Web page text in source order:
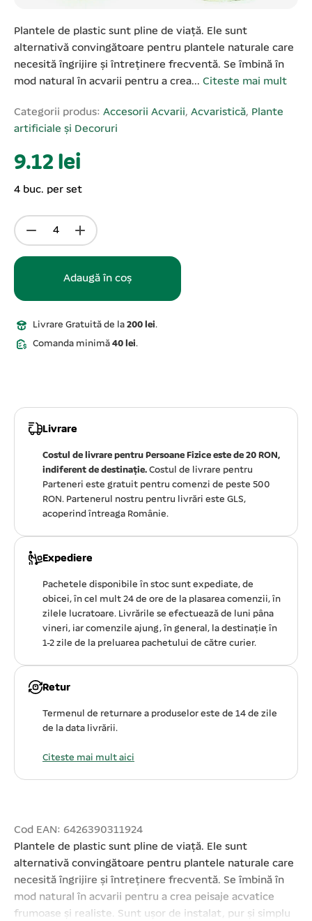
Plantele de plastic sunt pline de viață. Ele sunt
alternativă convingătoare pentru plantele naturale care
necesită îngrijire și întreținere frecventă. Se îmbină în
mod natural în acvarii pentru a crea... Citeste mai mult
Categorii produs: Accesorii Acvarii, Acvaristică, Plante
artificiale și Decoruri
9.12 lei
4 buc. per set
Adaugă în coș
Livrare Gratuită de la 200 lei.
Comanda minimă 40 lei.
Livrare
Costul de livrare pentru Persoane Fizice este de 20 RON,
indiferent de destinație. Costul de livrare pentru
Parteneri este gratuit pentru comenzi de peste 500
RON. Partenerul nostru pentru livrări este GLS,
acoperind întreaga Românie.
Expediere
Pachetele disponibile în stoc sunt expediate, de
obicei, în cel mult 24 de ore de la plasarea comenzii, în
zilele lucratoare. Livrările se efectuează de luni pâna
vineri, iar comenzile ajung, în general, la destinație în
1-2 zile de la preluarea pachetului de către curier.
Retur
Termenul de returnare a produselor este de 14 de zile
de la data livrării.
Citeste mai mult aici
Cod EAN: 6426390311924
Plantele de plastic sunt pline de viață. Ele sunt
alternativă convingătoare pentru plantele naturale care
necesită îngrijire și întreținere frecventă. Se îmbină în
mod natural în acvarii pentru a crea peisaje acvatice
frumoase și realiste. Sunt ușor de instalat, pur și simplu